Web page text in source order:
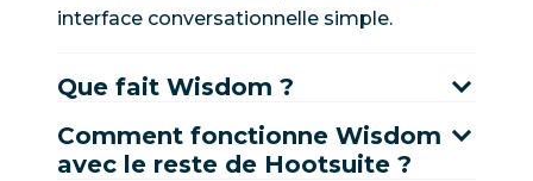
interface conversationnelle simple.
Que fait Wisdom ?
Comment fonctionne Wisdom
avec le reste de Hootsuite ?